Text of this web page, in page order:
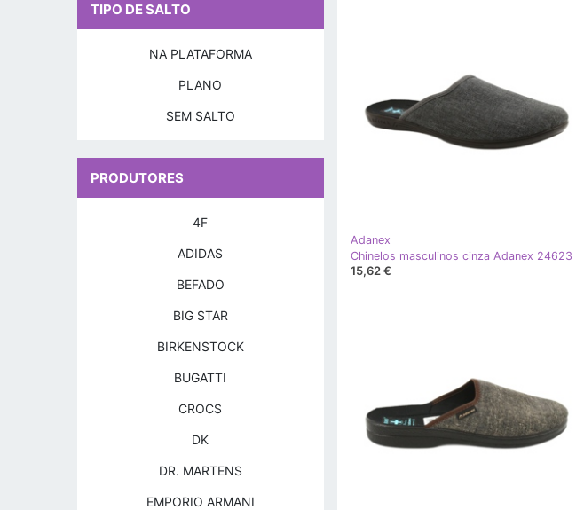
Adanex
Chinelos masculinos cinza Adanex 24623
15,62 €
TIPO DE SALTO
NA PLATAFORMA
PLANO
SEM SALTO
PRODUTORES
4F
ADIDAS
BEFADO
BIG STAR
BIRKENSTOCK
BUGATTI
CROCS
DK
DR. MARTENS
EMPORIO ARMANI